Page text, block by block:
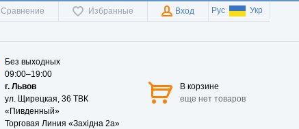
Сравнение Избранные Вход Рус Укр
Без выходных
09:00–19:00
г. Львов
ул. Щирецкая, 36 ТВК
«Пивденный»
Торговая Линия «Західна 2а»
В корзине
еще нет товаров